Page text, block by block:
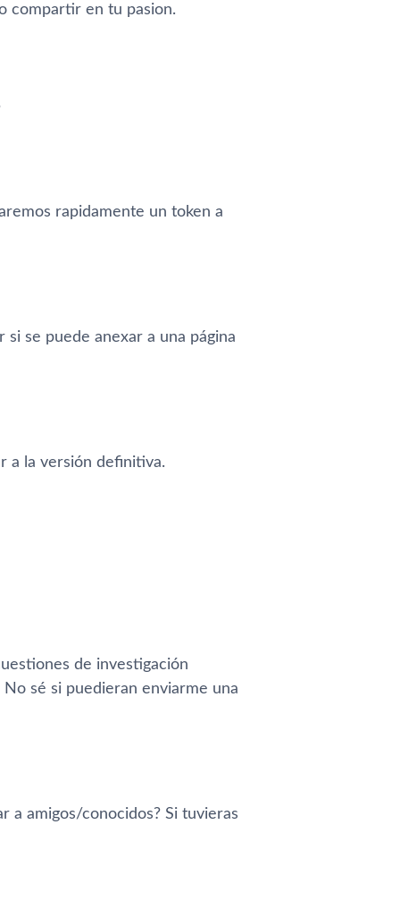
compartir en tu pasion.
rapidamente un token a
se puede anexar a una página
a la versión definitiva.
de investigación
sé si puedieran enviarme una
a amigos/conocidos? Si tuvieras